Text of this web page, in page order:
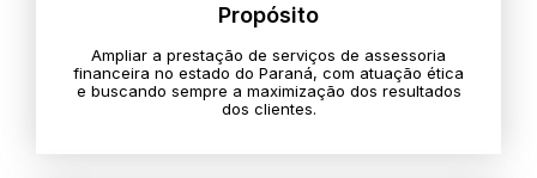
Propósito
Ampliar a prestação de serviços de assessoria
financeira no estado do Paraná, com atuação ética
e buscando sempre a maximização dos resultados
dos clientes.